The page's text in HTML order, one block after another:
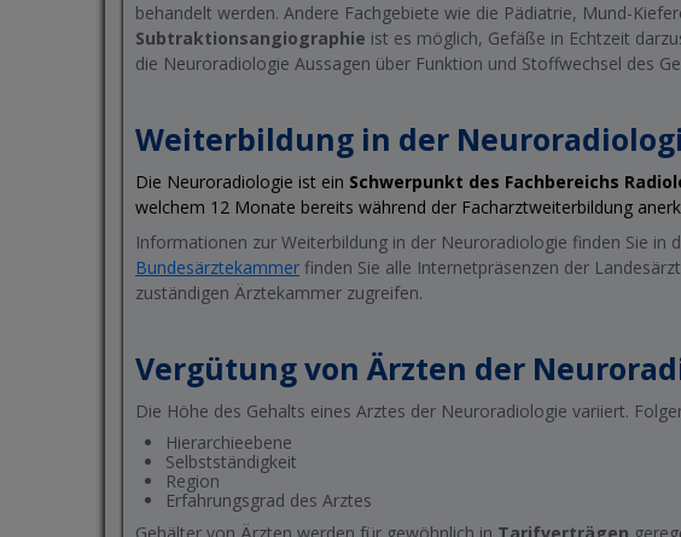
behandelt werden. Andere Fachgebiete wie die Pädiatrie, Mund-
Subtraktionsangiographie ist es möglich, Gefäße in Echtzeit
die Neuroradiologie Aussagen über Funktion und Stoffwechsel des
Weiterbildung in der
Die Neuroradiologie ist ein Schwerpunkt des Fachbereichs
welchem 12 Monate bereits während der Facharztweiterbildung
Informationen zur Weiterbildung in der Neuroradiologie finden Sie in
Bundesärztekammer finden Sie alle Internetpräsenzen der
zuständigen Ärztekammer zugreifen.
Vergütung von Ärzten der
Die Höhe des Gehalts eines Arztes der Neuroradiologie variiert.
Hierarchieebene
Selbstständigkeit
Region
Erfahrungsgrad des Arztes